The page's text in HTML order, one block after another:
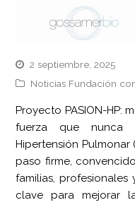
2 septiembre, 2025
Noticias Fundación
Proyecto PASION-HP:
fuerza que nunca
Hipertensión Pulmonar
paso firme,
familias,
clave para mejorar